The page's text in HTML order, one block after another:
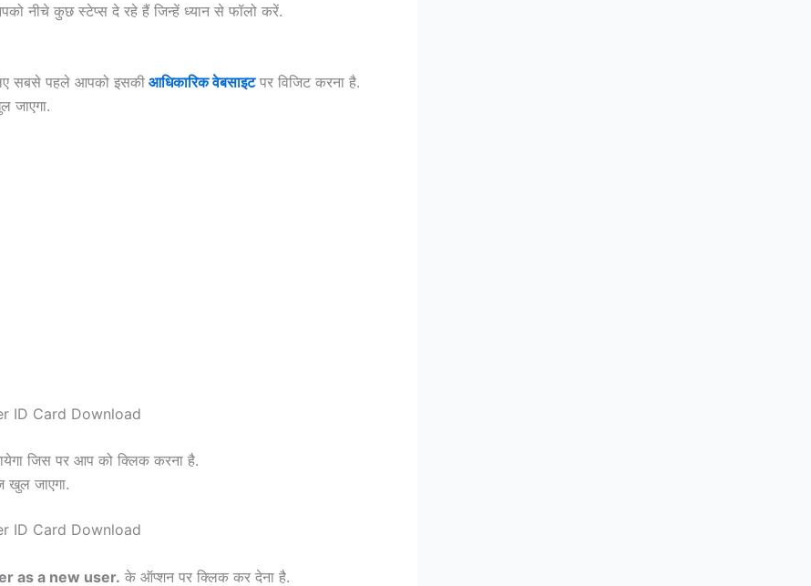
नीचे कुछ स्टेप्स दे रहे हैं जिन्हें ध्यान से फॉलो करें.
सबसे पहले आपको इसकी आधिकारिक वेबसाइटपर विजिट करना है.
जाएगा.
जिस पर आप को क्लिक करना है.
खुल जाएगा.
as a new user. के ऑप्शन पर क्लिक कर देना है.